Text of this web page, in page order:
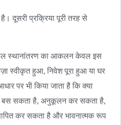
दूसरी प्रक्रिया पूरी तरह से
स्थानांतरण का आकलन केवल इस
स्वीकृत हुआ, निवेश पूरा हुआ या घर
पर भी किया जाता है कि क्या
में बस सकता है, अनुकूलन कर सकता है,
कर सकता है और भावनात्मक रूप